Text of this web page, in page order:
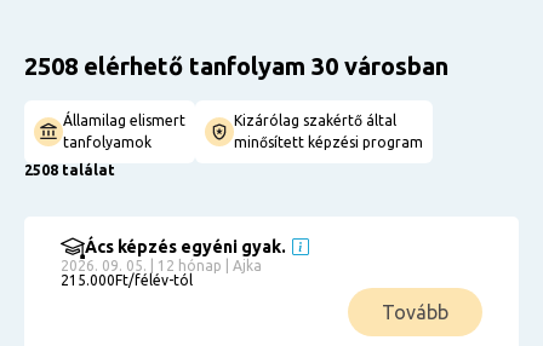
2508 elérhető tanfolyam 30 városban
Államilag elismert
tanfolyamok
Kizárólag szakértő által
minősített képzési program
2508 találat
Ács képzés egyéni gyak.
2026. 09. 05. | 12 hónap | Ajka
215.000Ft/félév-tól
Tovább